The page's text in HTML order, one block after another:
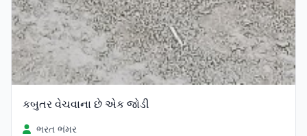
કબુતર વેચવાના છે એક જોડી
ભરત ભંમર